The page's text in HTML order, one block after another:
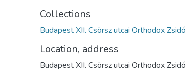
Collections
Budapest XII. Csörsz utcai Orthodox
Location, address
Budapest XII. Csörsz utcai Orthodox